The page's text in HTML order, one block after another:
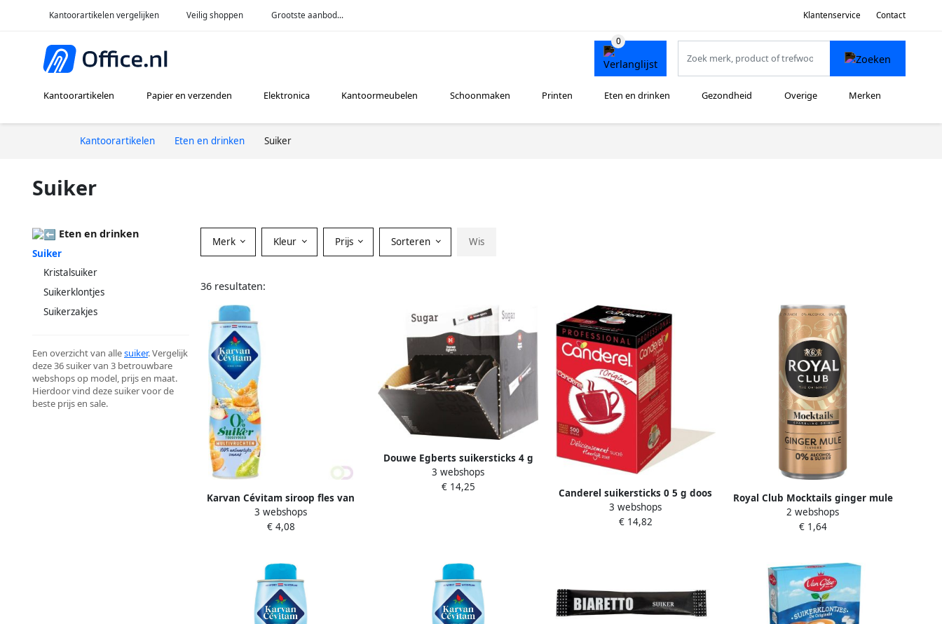
Kantoorartikelen vergelijken Veilig shoppen Grootste aanbod... Klantenservice Contact
Kantoorartikelen Papier en verzenden Elektronica Kantoormeubelen Schoonmaken Printen Eten en drinken Gezondheid Overige Merken
Kantoorartikelen Eten en drinken Suiker
Suiker
Eten en drinken
Suiker
Kristalsuiker
Suikerklontjes
Suikerzakjes
Een overzicht van allesuiker. Vergelijk
deze 36 suiker van 3 betrouwbare
webshops op model, prijs en maat.
Hierdoor vind deze suiker voor de
beste prijs en sale.
Merk Kleur Prijs Sorteren Wis
36 resultaten:
Karvan Cévitam siroop fles van
60 cl 0% suiker multivruchten
3 webshops
€ 4,08
Douwe Egberts suikersticks 4 g
doos van 500 stuks
3 webshops
€ 14,25
Canderel suikersticks 0 5 g doos
van 500 stuks
3 webshops
€ 14,82
Royal Club Mocktails ginger mule
0% suiker en alcohol blik 250 ml
2 webshops
€ 1,64